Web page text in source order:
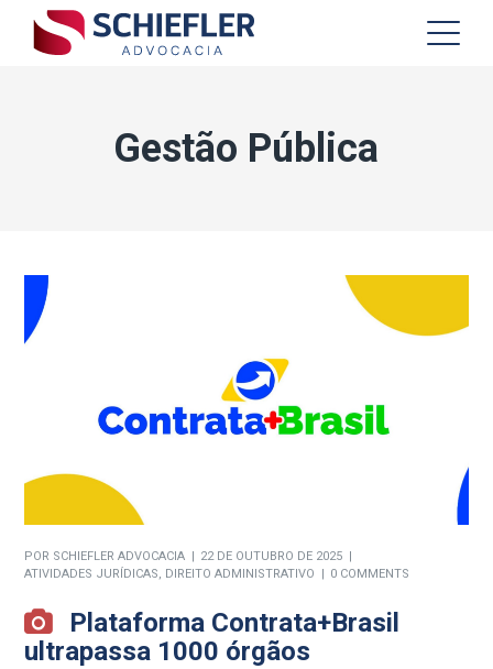
Gestão Pública
POR SCHIEFLER ADVOCACIA
22 DE OUTUBRO DE 2025
ATIVIDADES JURÍDICAS, DIREITO ADMINISTRATIVO 0 COMMENTS
Plataforma Contrata+Brasil
ultrapassa 1000 órgãos